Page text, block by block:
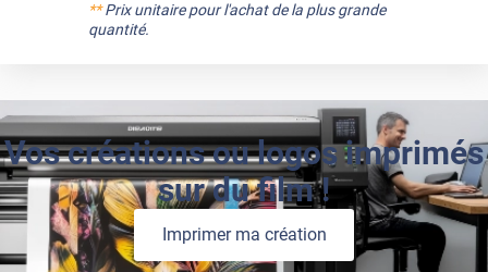
**Prix unitaire pour l'achat de la plus grande
quantité.
Vos créations ou logos imprimés
sur du film !
Imprimer ma création